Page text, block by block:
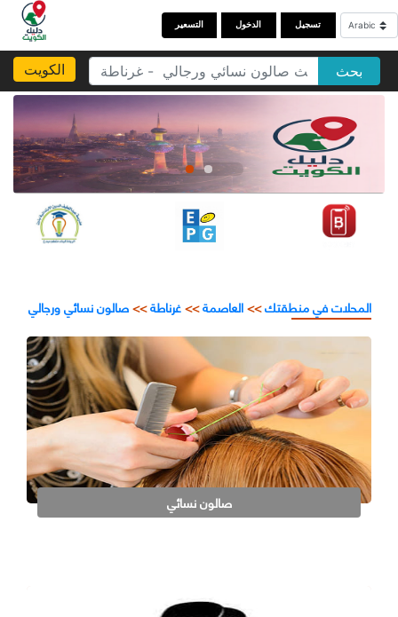
التسعير الدخول تسجيل
الكويت بحث
المحلات في منطقتك>>العاصمة>>غرناطة>>صالون نسائي ورجالي
صالون نسائي